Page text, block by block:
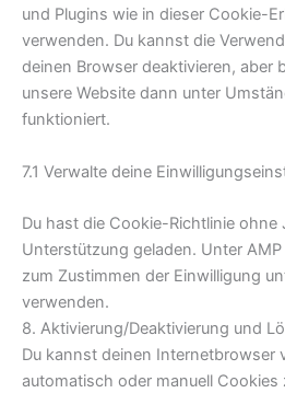
und Plugins wie in dieser Cookie-
verwenden. Du kannst die
deinen Browser deaktivieren, aber
unsere Website dann unter
funktioniert.
7.1 Verwalte deine
Du hast die Cookie-Richtlinie ohne
Unterstützung geladen. Unter
zum Zustimmen der Einwilligung
verwenden.
8. Aktivierung/Deaktivierung und
Du kannst deinen Internetbrowser
automatisch oder manuell